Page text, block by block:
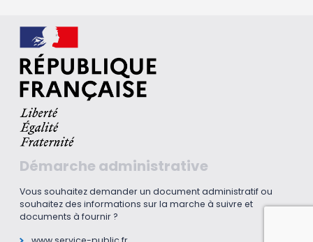
Démarche administrative
Vous souhaitez demander un document administratif ou
souhaitez des informations sur la marche à suivre et
documents à fournir ?